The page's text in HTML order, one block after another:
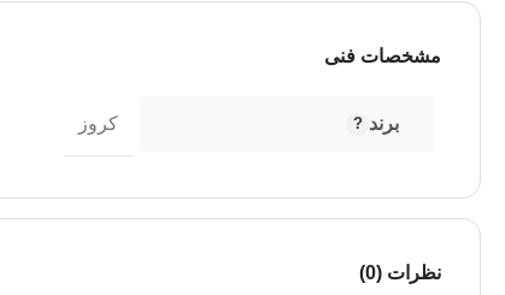
مشخصات فنی
برند کروز
نظرات (0)